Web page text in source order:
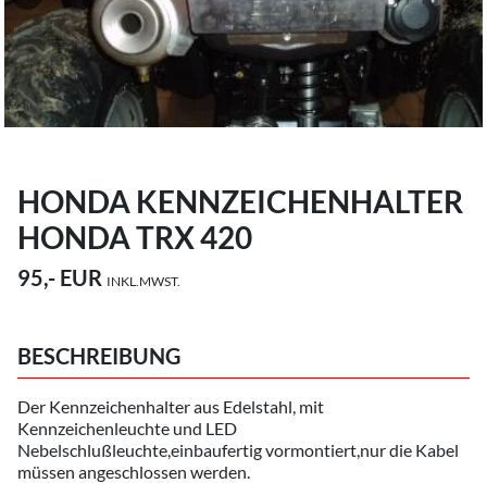
HONDA KENNZEICHENHALTER
HONDA TRX 420
95,- EUR INKL.MWST.
BESCHREIBUNG
Der Kennzeichenhalter aus Edelstahl, mit
Kennzeichenleuchte und LED
Nebelschlußleuchte,einbaufertig vormontiert,nur die Kabel
müssen angeschlossen werden.